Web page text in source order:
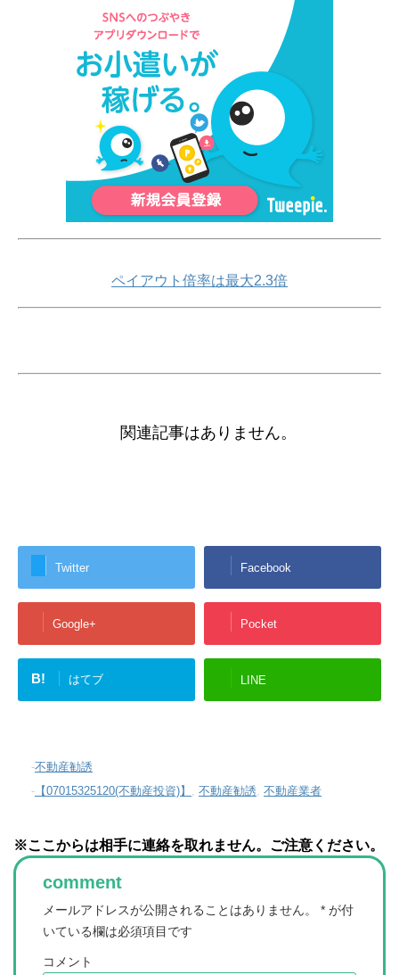
ペイアウト倍率は最大2.3倍
関連記事はありません。
Twitter Facebook
Google+ Pocket
B! はてブ LINE
-不動産勧誘
- 【07015325120(不動産投資)】 不動産勧誘 不動産業者
※ここからは相手に連絡を取れません。ご注意ください。
comment
メールアドレスが公開されることはありません。 * が付
いている欄は必須項目です
コメント